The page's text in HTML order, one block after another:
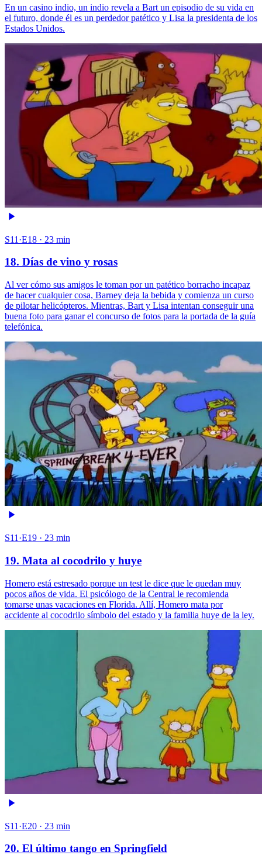
En un casino indio, un indio revela a Bart un episodio de su vida en
el futuro, donde él es un perdedor patético y Lisa la presidenta de los
Estados Unidos.
S11·E18 · 23 min
18. Días de vino y rosas
Al ver cómo sus amigos le toman por un patético borracho incapaz
de hacer cualquier cosa, Barney deja la bebida y comienza un curso
de pilotar helicópteros. Mientras, Bart y Lisa intentan conseguir una
buena foto para ganar el concurso de fotos para la portada de la guía
telefónica.
S11·E19 · 23 min
19. Mata al cocodrilo y huye
Homero está estresado porque un test le dice que le quedan muy
pocos años de vida. El psicólogo de la Central le recomienda
tomarse unas vacaciones en Florida. Allí, Homero mata por
accidente al cocodrilo símbolo del estado y la familia huye de la ley.
S11·E20 · 23 min
20. El último tango en Springfield